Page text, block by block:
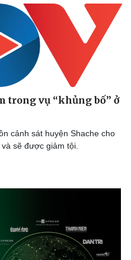
trong vụ “khủng bố” ở
cảnh sát huyện Shache cho
sẽ được giảm tội.